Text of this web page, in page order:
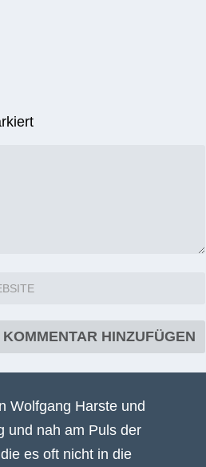
Wolfgang Harste und
und nah am Puls der
es oft nicht in die